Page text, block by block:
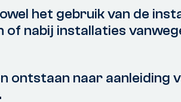
het gebruik van de
nabij installaties
naar aanleiding